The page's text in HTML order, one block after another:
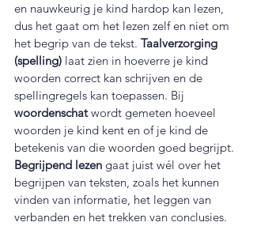
en nauwkeurig je kind hardop kan lezen,
dus het gaat om het lezen zelf en niet om
het begrip van de tekst. Taalverzorging
(spelling) laat zien in hoeverre je kind
woorden correct kan schrijven en de
spellingregels kan toepassen. Bij
woordenschat wordt gemeten hoeveel
woorden je kind kent en of je kind de
betekenis van die woorden goed begrijpt.
Begrijpend lezen gaat juist wél over het
begrijpen van teksten, zoals het kunnen
vinden van informatie, het leggen van
verbanden en het trekken van conclusies.